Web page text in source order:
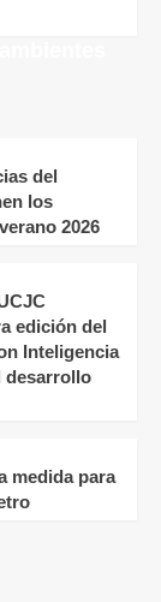
del
los
2026
edición del
Inteligencia
desarrollo
medida para